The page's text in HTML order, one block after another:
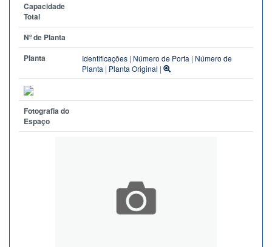
Capacidade
Total
Nº de Planta
Planta
Identificações | Número de Porta | Número de
Planta | Planta Original |
Fotografia do
Espaço